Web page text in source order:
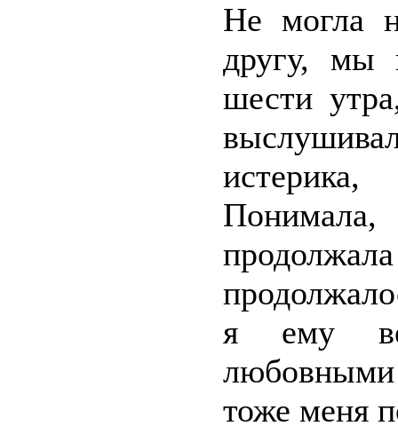
Не могла
другу, мы
шести
я ему
тоже меня